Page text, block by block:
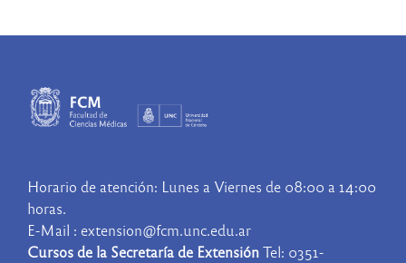
Horario de atención: Lunes a Viernes de 08:00 a 14:00
horas.
E-Mail : extension@fcm.unc.edu.ar
Cursos de la Secretaría de ExtensiónTel: 0351-